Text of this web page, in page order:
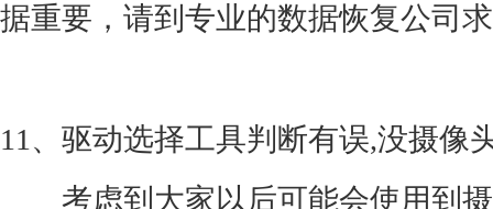
据重要，请到专业的数据恢复公司
11、驱动选择工具判断有误,没摄像
考虑到大家以后可能会使用到摄